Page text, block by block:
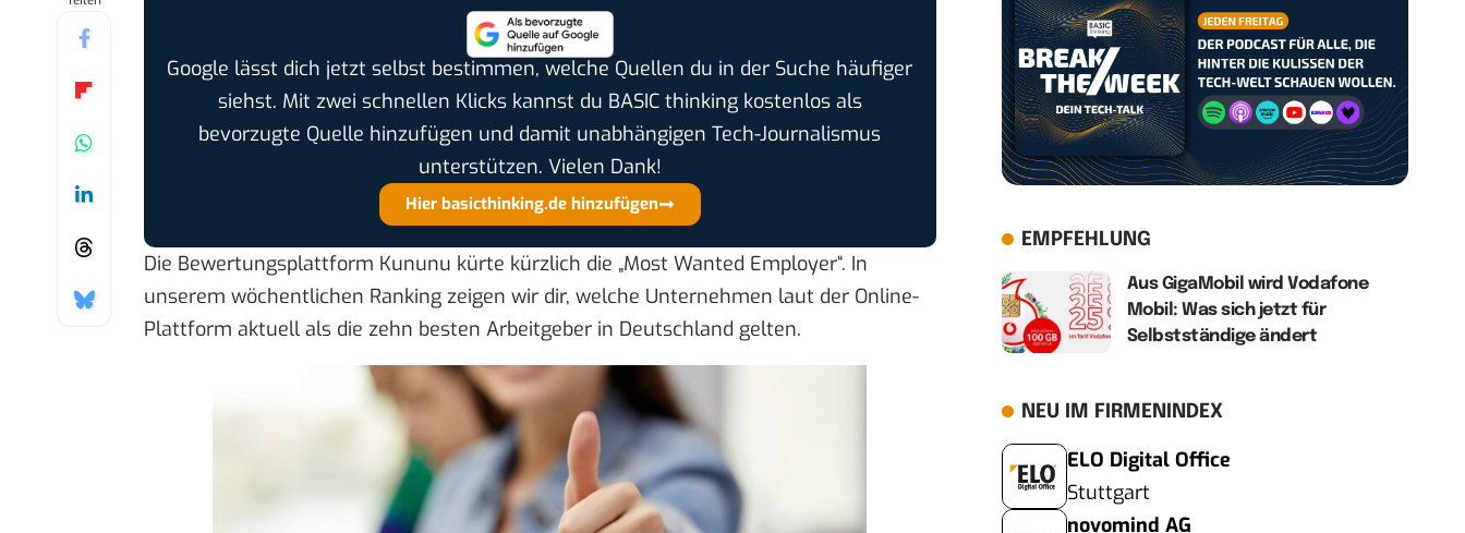
Google lässt dich jetzt selbst bestimmen, welche Quellen du in der Suche häufiger
siehst. Mit zwei schnellen Klicks kannst du BASIC thinking kostenlos als
bevorzugte Quelle hinzufügen und damit unabhängigen Tech-Journalismus
unterstützen. Vielen Dank!
Hier basicthinking.de hinzufügen
Die Bewertungsplattform Kununu kürte kürzlich die „Most Wanted Employer“. In
unserem wöchentlichen Ranking zeigen wir dir, welche Unternehmen laut der Online-
Plattform aktuell als die zehn besten Arbeitgeber in Deutschland gelten.
EMPFEHLUNG
Aus GigaMobil wird Vodafone
Mobil: Was sich jetzt für
Selbstständige ändert
NEU IM FIRMENINDEX
ELO Digital Office
Stuttgart
novomind AG